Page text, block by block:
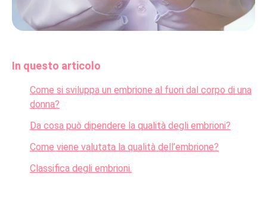
In questo articolo
Come si sviluppa un embrione al fuori dal corpo di una
donna?
Da cosa può dipendere la qualità degli embrioni?
Come viene valutata la qualità dell’embrione?
Classifica degli embrioni.